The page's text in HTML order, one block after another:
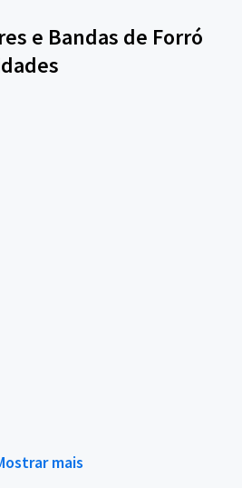
e Bandas de Forró
mais